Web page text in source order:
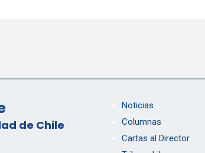
de Chile
Noticias
Columnas
Cartas al Director